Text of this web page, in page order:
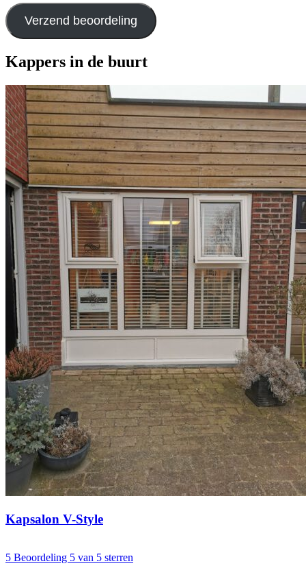
Verzend beoordeling
Kappers in de buurt
Kapsalon V-Style
5 Beoordeling 5 van 5 sterren